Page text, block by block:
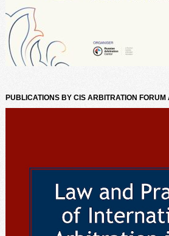
PUBLICATIONS BY CIS ARBITRATION FORUM